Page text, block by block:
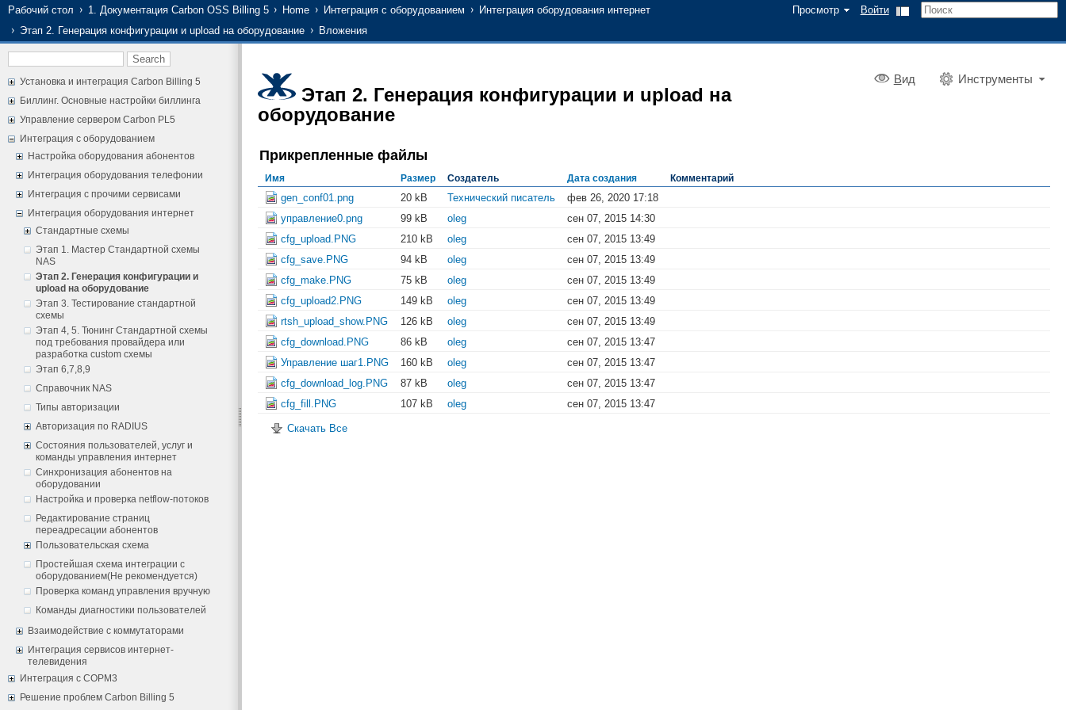
Просмотр Войти
Рабочий стол 1. Документация Carbon OSS Billing 5 Home Интеграция с оборудованием
Интеграция оборудования интернет
Этап 2. Генерация конфигурации и upload на оборудование
Вложения
Установка и интеграция Carbon Billing 5
Биллинг. Основные настройки биллинга
Управление сервером Carbon PL5
Интеграция с оборудованием
Настройка оборудования абонентов
Интеграция оборудования телефонии
Интеграция с прочими сервисами
Интеграция оборудования интернет
Стандартные схемы
Этап 1. Мастер Стандартной схемы
NAS
Этап 2. Генерация конфигурации и
upload на оборудование
Этап 3. Тестирование стандартной
схемы
Этап 4, 5. Тюнинг Стандартной схемы
под требования провайдера или
разработка custom схемы
Этап 6,7,8,9
Справочник NAS
Типы авторизации
Авторизация по RADIUS
Состояния пользователей, услуг и
команды управления интернет
Синхронизация абонентов на
оборудовании
Настройка и проверка netflow-потоков
Редактирование страниц
переадресации абонентов
Пользовательская схема
Простейшая схема интеграции с
оборудованием(Не рекомендуется)
Проверка команд управления вручную
Команды диагностики пользователей
Взаимодействие с коммутаторами
Интеграция сервисов интернет-
телевидения
Интеграция с СОРМ3
Решение проблем Carbon Billing 5
Вид Инструменты
Этап 2. Генерация конфигурации и upload на
оборудование
Прикрепленные файлы
Имя Размер Создатель Дата создания Комментарий
gen_conf01.png 20 kB Технический писатель
фев 26, 2020 17:18
управление0.png
99 kB oleg
сен 07, 2015 14:30
cfg_upload.PNG
210 kB oleg
сен 07, 2015 13:49
cfg_save.PNG
94 kB oleg
сен 07, 2015 13:49
cfg_make.PNG
75 kB oleg
сен 07, 2015 13:49
cfg_upload2.PNG
149 kB oleg
сен 07, 2015 13:49
rtsh_upload_show.PNG
126 kB oleg
сен 07, 2015 13:49
cfg_download.PNG
86 kB oleg
сен 07, 2015 13:47
Управление шаг1.PNG
160 kB oleg
сен 07, 2015 13:47
cfg_download_log.PNG
87 kB oleg
сен 07, 2015 13:47
cfg_fill.PNG
107 kB oleg сен 07, 2015 13:47
Скачать Все